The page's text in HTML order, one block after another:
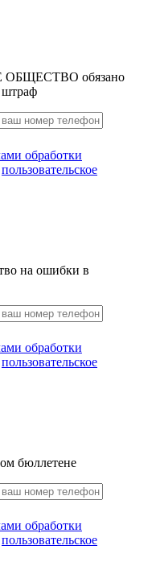
ОБЩЕСТВО обязано
обработки
пользовательское
на ошибки в
обработки
пользовательское
бюллетене
обработки
пользовательское